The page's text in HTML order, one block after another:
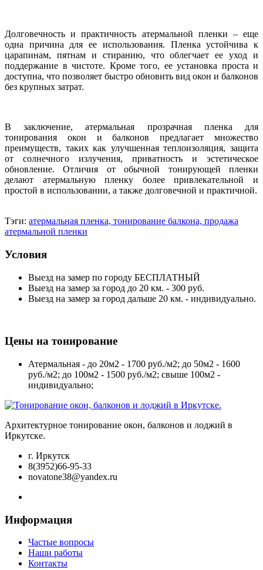
Долговечность и практичность атермальной пленки – еще
одна причина для ее использования. Пленка устойчива к
царапинам, пятнам и стиранию, что облегчает ее уход и
поддержание в чистоте. Кроме того, ее установка проста и
доступна, что позволяет быстро обновить вид окон и балконов
без крупных затрат.
В заключение, атермальная прозрачная пленка для
тонирования окон и балконов предлагает множество
преимуществ, таких как улучшенная теплоизоляция, защита
от солнечного излучения, приватность и эстетическое
обновление. Отличия от обычной тонирующей пленки
делают атермальную пленку более привлекательной и
простой в использовании, а также долговечной и практичной.
Тэги: атермальная пленка, тонирование балкона, продажа
атермальной пленки
Условия
Выезд на замер по городу БЕСПЛАТНЫЙ
Выезд на замер за город до 20 км. - 300 руб.
Выезд на замер за город дальше 20 км. - индивидуально.
Цены на тонирование
Атермальная - до 20м2 - 1700 руб./м2; до 50м2 - 1600
руб./м2; до 100м2 - 1500 руб./м2; свыше 100м2 -
индивидуально;
Архитектурное тонирование окон, балконов и лоджий в
Иркутске.
г. Иркутск
8(3952)66-95-33
novatone38@yandex.ru
Информация
Частые вопросы
Наши работы
Контакты